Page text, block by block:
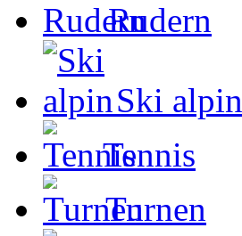
Rudern
Ski alpin
Tennis
Turnen